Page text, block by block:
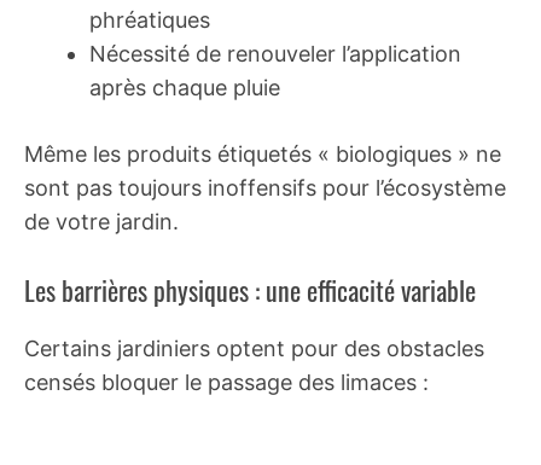
phréatiques
Nécessité de renouveler l’application
après chaque pluie
Même les produits étiquetés « biologiques » ne
sont pas toujours inoffensifs pour l’écosystème
de votre jardin.
Les barrières physiques : une efficacité variable
Certains jardiniers optent pour des obstacles
censés bloquer le passage des limaces :